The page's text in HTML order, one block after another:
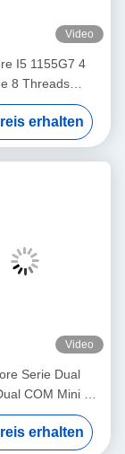
Video
I5 1155G7 4
8 Threads
mit 6COM
und GPIO
erhalten
Video
Serie Dual
COM Mini PC
ohne Lüfter mit
32G
erhalten